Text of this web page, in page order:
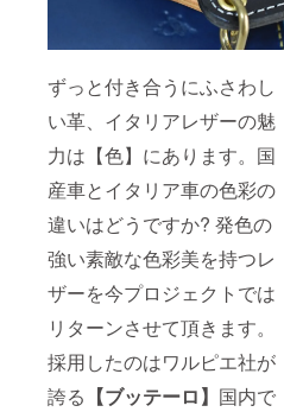
ずっと付き合うにふさわし
い革、イタリアレザーの魅
力は【色】にあります。国
産車とイタリア車の色彩の
違いはどうですか? 発色の
強い素敵な色彩美を持つレ
ザーを今プロジェクトでは
リターンさせて頂きます。
採用したのはワルピエ社が
誇る 【ブッテーロ】 国内で